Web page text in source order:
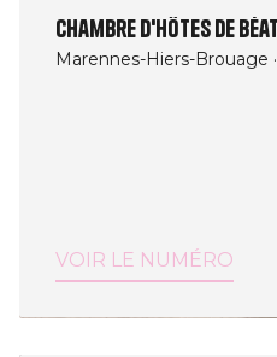
Chambre d'hôtes de
Marennes-Hiers-Brouage
VOIR LE NUMÉRO